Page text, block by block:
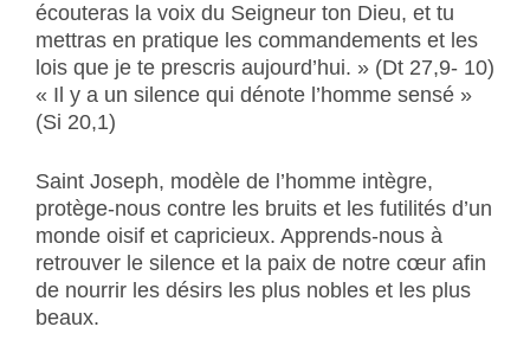
écouteras la voix du Seigneur ton Dieu, et tu
mettras en pratique les commandements et les
lois que je te prescris aujourd’hui. » (Dt 27,9- 10)
« Il y a un silence qui dénote l’homme sensé »
(Si 20,1)
Saint Joseph, modèle de l’homme intègre,
protège-nous contre les bruits et les futilités d’un
monde oisif et capricieux. Apprends-nous à
retrouver le silence et la paix de notre cœur afin
de nourrir les désirs les plus nobles et les plus
beaux.